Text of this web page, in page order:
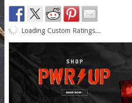
Loading Custom Ratings...